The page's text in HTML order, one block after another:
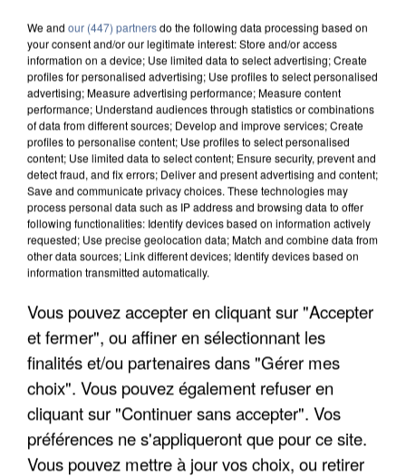
APRÈS TOUTES CES CANICULES, LES REFUGES
DE FAUNE SAUVAGE SONT...
We and our (447) partnersdo the following data processing based on
your consent and/or our legitimate interest: Store and/or access
information on a device; Use limited data to select advertising; Create
profiles for personalised advertising; Use profiles to select personalised
advertising; Measure advertising performance; Measure content
performance; Understand audiences through statistics or combinations
of data from different sources; Develop and improve services; Create
profiles to personalise content; Use profiles to select personalised
content; Use limited data to select content; Ensure security, prevent and
detect fraud, and fix errors; Deliver and present advertising and content;
Save and communicate privacy choices. These technologies may
process personal data such as IP address and browsing data to offer
following functionalities: Identify devices based on information actively
requested; Use precise geolocation data; Match and combine data from
other data sources; Link different devices; Identify devices based on
information transmitted automatically.
Vous pouvez accepter en cliquant sur "Accepter
et fermer", ou affiner en sélectionnant les
finalités et/ou partenaires dans "Gérer mes
choix". Vous pouvez également refuser en
cliquant sur "Continuer sans accepter". Vos
préférences ne s'appliqueront que pour ce site.
Vous pouvez mettre à jour vos choix, ou retirer